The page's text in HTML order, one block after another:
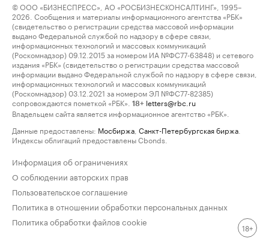
© ООО «БИЗНЕСПРЕСС», АО «РОСБИЗНЕСКОНСАЛТИНГ», 1995–
2026. Сообщения и материалы информационного агентства «РБК»
(свидетельство о регистрации средства массовой информации
выдано Федеральной службой по надзору в сфере связи,
информационных технологий и массовых коммуникаций
(Роскомнадзор) 09.12.2015 за номером ИА №ФС77-63848) и сетевого
издания «РБК» (свидетельство о регистрации средства массовой
информации выдано Федеральной службой по надзору в сфере связи,
информационных технологий и массовых коммуникаций
(Роскомнадзор) 03.12.2021 за номером ЭЛ №ФС77-82385)
сопровождаются пометкой «РБК».
18+ letters@rbc.ru
Владельцем сайта является информационное агентство «РБК».
Данные предоставлены: Мосбиржа Санкт-Петербургская биржа
Индексы облигаций предоставлены Cbonds.
Информация об ограничениях
О соблюдении авторских прав
Пользовательское соглашение
Политика в отношении обработки персональных данных
Политика обработки файлов cookie
18+